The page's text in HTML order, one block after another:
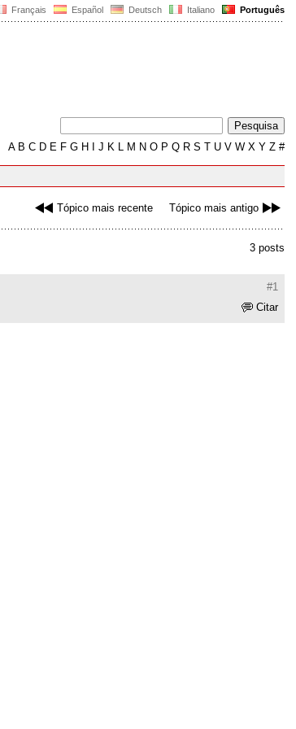
Français Español Deutsch Italiano Português
AB C D E F G H J K L M N O P Q R S T U V W X Y Z #
Tópico mais recente Tópico mais antigo
3 posts
#1
Citar